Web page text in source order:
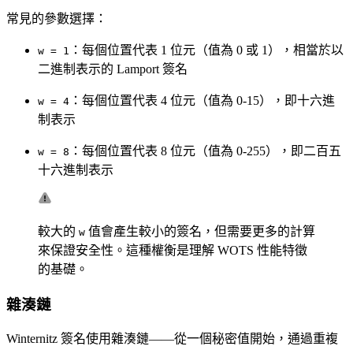
常見的參數選擇：
w = 1 ：每個位置代表 1 位元（值為 0 或 1），相當於以
二進制表示的 Lamport 簽名
w = 4 ：每個位置代表 4 位元（值為 0-15），即十六進
制表示
w = 8 ：每個位置代表 8 位元（值為 0-255），即二百五
十六進制表示
較大的 w 值會產生較小的簽名，但需要更多的計算
來保證安全性。這種權衡是理解 WOTS 性能特徵
的基礎。
雜湊鏈
Winternitz 簽名使用雜湊鏈——從一個秘密值開始，通過重複